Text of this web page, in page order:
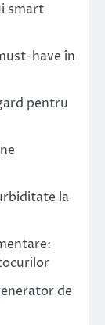
smart
have în
pentru
la
de